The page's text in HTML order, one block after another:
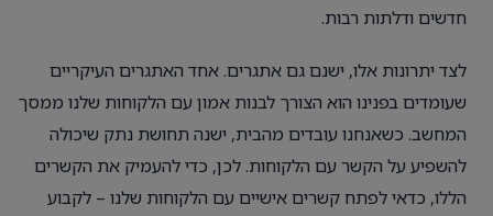
חדשים ודלתות רבות.
לצד יתרונות אלו, ישנם גם אתגרים. אחד האתגרים העיקריים
שעומדים בפנינו הוא הצורך לבנות אמון עם הלקוחות שלנו ממסך
המחשב. כשאנחנו עובדים מהבית, ישנה תחושת נתק שיכולה
להשפיע על הקשר עם הלקוחות. לכן, כדי להעמיק את הקשרים
הללו, כדאי לפתח קשרים אישיים עם הלקוחות שלנו – לקבוע